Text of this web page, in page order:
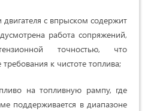
двигателя с впрыском содержит
работа сопряжений,
точностью, что
к чистоте топлива;
на топливную рампу, где
поддерживается в диапазоне